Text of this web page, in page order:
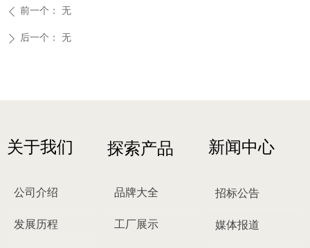
ꄴ 前一个： 无
ꄲ 后一个： 无
关于我们
公司介绍
发展历程
探索产品
品牌大全
工厂展示
招标公告
媒体报道
新闻中心